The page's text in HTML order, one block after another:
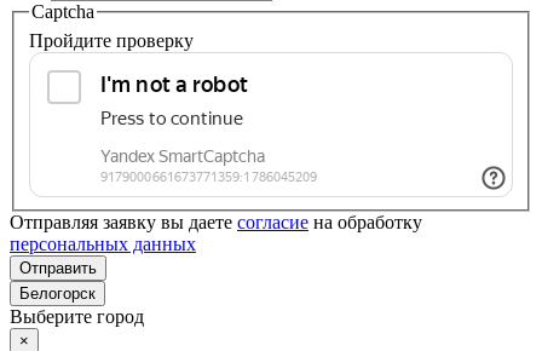
Captcha
Пройдите проверку
Отправляя заявку вы даете согласие на обработку
персональных данных
Отправить
Белогорск
Выберите город
×